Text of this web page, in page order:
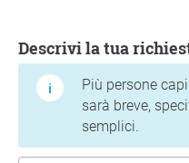
Descrivi la tua
Più persone
sarà breve,
semplici.